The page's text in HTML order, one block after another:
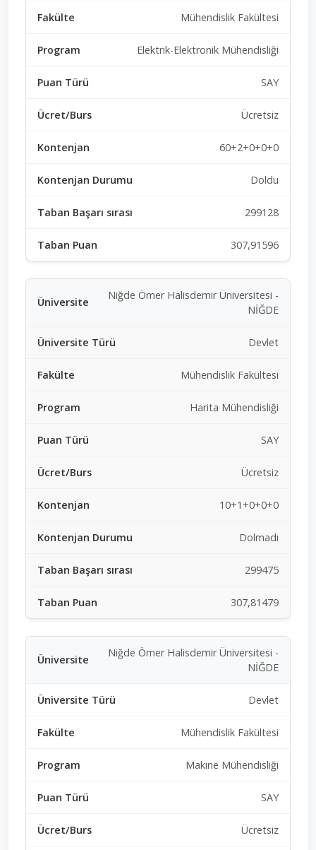
Mühendislik Fakültesi
Elektrik-Elektronik Mühendisliği
SAY
Ücretsiz
60+2+0+0+0
Doldu
299128
307,91596
Niğde Ömer Halisdemir Üniversitesi -
NİĞDE
Devlet
Mühendislik Fakültesi
Harita Mühendisliği
SAY
Ücretsiz
10+1+0+0+0
Dolmadı
299475
307,81479
Niğde Ömer Halisdemir Üniversitesi -
NİĞDE
Devlet
Mühendislik Fakültesi
Makine Mühendisliği
SAY
Ücretsiz